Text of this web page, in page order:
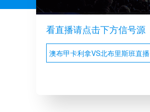
看直播请点击下方信号源
澳布甲卡利拿VS北布里斯班直播